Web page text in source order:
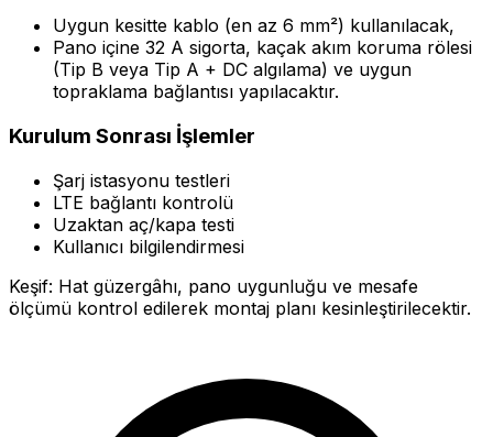
Uygun kesitte kablo (en az 6 mm²) kullanılacak,
Pano içine 32 A sigorta, kaçak akım koruma rölesi
(Tip B veya Tip A + DC algılama) ve uygun
topraklama bağlantısı yapılacaktır.
Kurulum Sonrası İşlemler
Şarj istasyonu testleri
LTE bağlantı kontrolü
Uzaktan aç/kapa testi
Kullanıcı bilgilendirmesi
Keşif: Hat güzergâhı, pano uygunluğu ve mesafe
ölçümü kontrol edilerek montaj planı kesinleştirilecektir.